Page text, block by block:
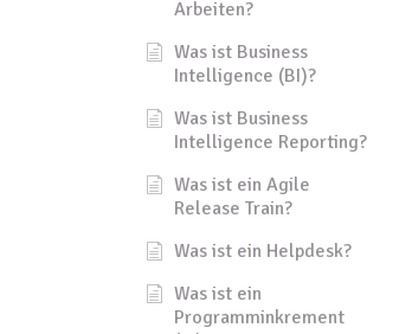
Arbeiten?
Was ist Business
Intelligence (BI)?
Was ist Business
Intelligence Reporting?
Was ist ein Agile
Release Train?
Was ist ein Helpdesk?
Was ist ein
Programminkrement